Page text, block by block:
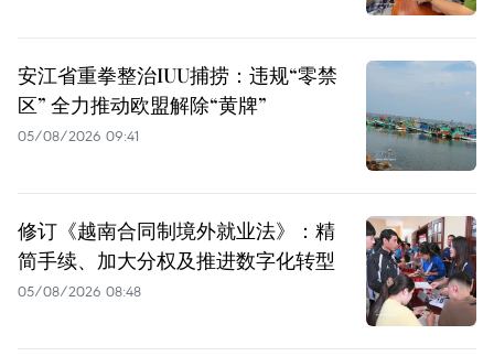
安江省重拳整治IUU捕捞：违规“零禁
区” 全力推动欧盟解除“黄牌”
05/08/2026 09:41
修订《越南合同制境外就业法》：精
简手续、加大分权及推进数字化转型
05/08/2026 08:48